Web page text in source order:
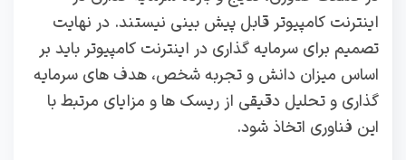
اینترنت کامپیوتر قابل پیش‌ بینی نیستند. در نهایت
تصمیم برای سرمایه‌ گذاری در اینترنت کامپیوتر باید بر
اساس میزان دانش و تجربه شخص، هدف‌ های سرمایه‌
گذاری و تحلیل دقیقی از ریسک‌ ها و مزایای مرتبط با
این فناوری اتخاذ شود.